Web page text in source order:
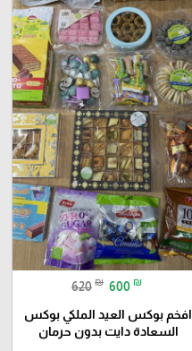
620 ₪ 600 ₪
افخم بوكس العيد الملكي بوكس
السعادة دايت بدون حرمان